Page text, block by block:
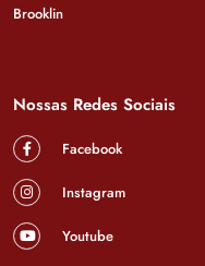
Brooklin
Nossas Redes Sociais
Facebook
Instagram
Youtube